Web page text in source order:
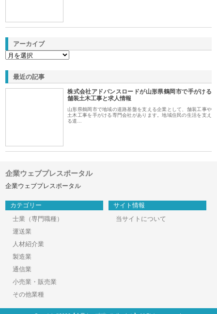
アーカイブ
最近の記事
株式会社アドバンスロードが山形県鶴岡市で手がける
舗装土木工事と求人情報
山形県鶴岡市で地域の道路基盤を支える企業として、舗装工事や
土木工事を手がける専門会社があります。地域住民の生活を支え
る道…
企業ウェブプレスポータル
企業ウェブプレスポータル
カテゴリー
士業（専門職種）
運送業
人材紹介業
製造業
通信業
小売業・販売業
その他業種
サイト情報
当サイトについて